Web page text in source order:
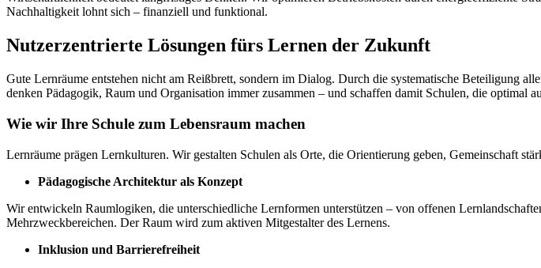
Nachhaltigkeit lohnt sich – finanziell und funktional.
Nutzerzentrierte Lösungen fürs Lernen der Zukunft
Gute Lernräume entstehen nicht am Reißbrett, sondern im Dialog. Durch die systematische
denken Pädagogik, Raum und Organisation immer zusammen – und schaffen damit Schulen, die optimal
Wie wir Ihre Schule zum Lebensraum machen
Lernräume prägen Lernkulturen. Wir gestalten Schulen als Orte, die Orientierung geben, Gemeinschaft
Pädagogische Architektur als Konzept
Wir entwickeln Raumlogiken, die unterschiedliche Lernformen unterstützen – von offenen
Mehrzweckbereichen. Der Raum wird zum aktiven Mitgestalter des Lernens.
Inklusion und Barrierefreiheit